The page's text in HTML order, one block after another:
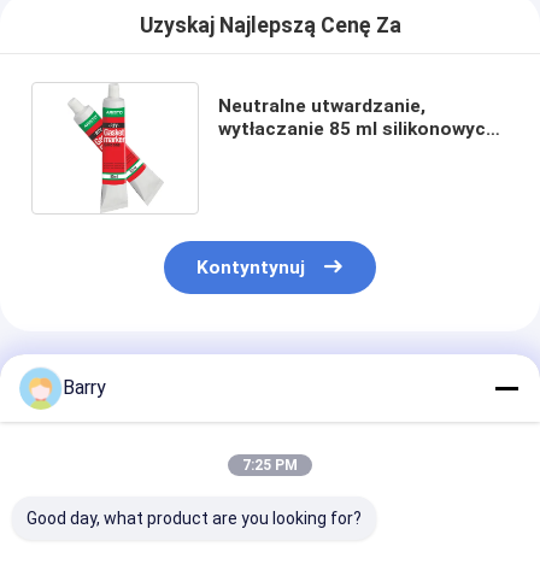
Uzyskaj Najlepszą Cenę Za
Neutralne utwardzanie,
wytłaczanie 85 ml silikonowych
Kontyntynuj
Polecane Produkty
Barry
7:25 PM
Good day, what product are you looking for?